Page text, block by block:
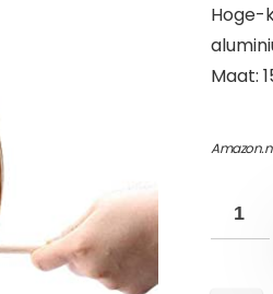
Hoge-
Maat: